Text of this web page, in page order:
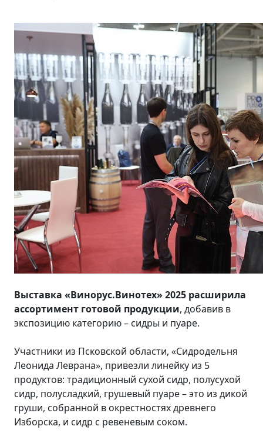
Выставка «Винорус.Винотех» 2025 расширила
ассортимент готовой продукции, добавив в
экспозицию категорию – сидры и пуаре.
Участники из Псковской области, «Сидродельня
Леонида Леврана», привезли линейку из 5
продуктов: традиционный сухой сидр, полусухой
сидр, полусладкий, грушевый пуаре – это из дикой
груши, собранной в окрестностях древнего
Изборска, и сидр с ревеневым соком.